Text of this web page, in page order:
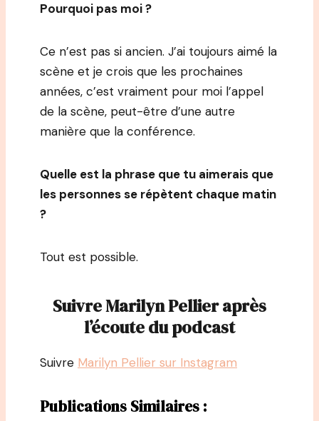
Pourquoi pas moi ?
Ce n’est pas si ancien. J’ai toujours aimé la
scène et je crois que les prochaines
années, c’est vraiment pour moi l’appel
de la scène, peut-être d’une autre
manière que la conférence.
Quelle est la phrase que tu aimerais que
les personnes se répètent chaque matin
?
Tout est possible.
Suivre Marilyn Pellier après
l’écoute du podcast
Suivre Marilyn Pellier sur Instagram
Publications Similaires :